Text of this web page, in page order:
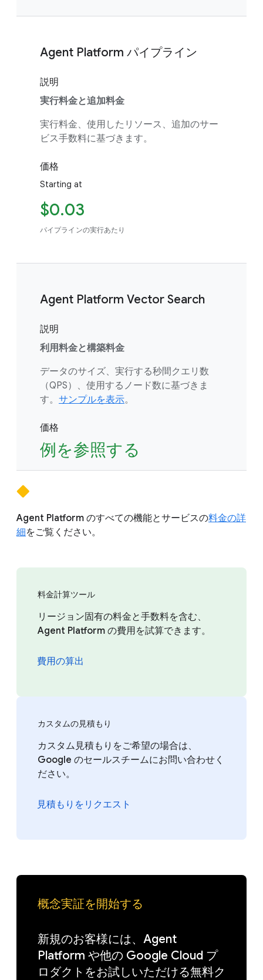
Agent Platform パイプライン
説明
実行料金と追加料金
実行料金、使用したリソース、追加のサー
ビス手数料に基づきます。
価格
Starting at
$0.03
パイプラインの実行あたり
Agent Platform Vector Search
説明
利用料金と構築料金
データのサイズ、実行する秒間クエリ数
（QPS）、使用するノード数に基づきま
す。 サンプルを表示。
価格
例を参照する
Agent Platform のすべての機能とサービスの料金の詳
細をご覧ください。
料金計算ツール
リージョン固有の料金と手数料を含む、
Agent Platform の費用を試算できます。
費用の算出
カスタムの見積もり
カスタム見積もりをご希望の場合は、
Google のセールスチームにお問い合わせく
ださい。
見積もりをリクエスト
概念実証を開始する
新規のお客様には、Agent
Platform や他の Google Cloud プ
ロダクトをお試しいただける無料ク